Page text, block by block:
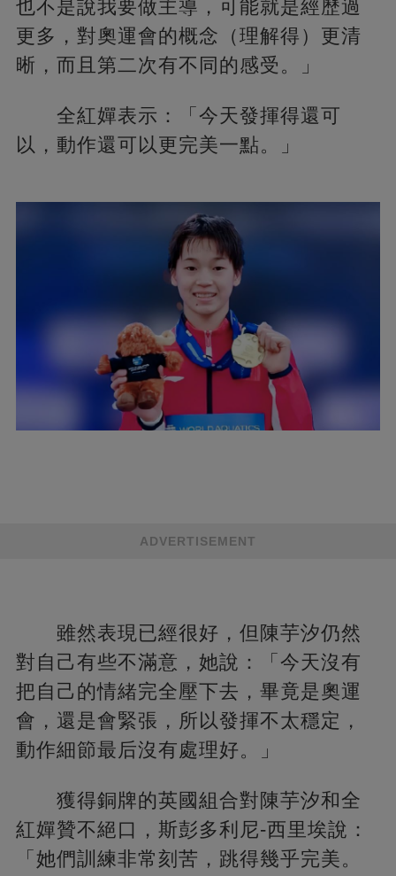
也不是說我要做主導，可能就是經歷過
更多，對奧運會的概念（理解得）更清
晰，而且第二次有不同的感受。」
全紅嬋表示：「今天發揮得還可
以，動作還可以更完美一點。」
ADVERTISEMENT
雖然表現已經很好，但陳芋汐仍然
對自己有些不滿意，她說：「今天沒有
把自己的情緒完全壓下去，畢竟是奧運
會，還是會緊張，所以發揮不太穩定，
動作細節最后沒有處理好。」
獲得銅牌的英國組合對陳芋汐和全
紅嬋贊不絕口，斯彭多利尼-西里埃說：
「她們訓練非常刻苦，跳得幾乎完美。